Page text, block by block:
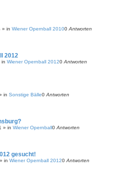
» in Wiener Opernball 20100 Antworten
2012
in Wiener Opernball 20120 Antworten
in Sonstige Bälle0 Antworten
» in Wiener Opernball0 Antworten
gesucht!
» in Wiener Opernball 20120 Antworten